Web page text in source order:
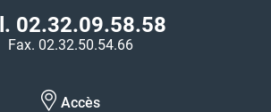
02.32.09.58.58
Fax. 02.32.50.54.66
Accès